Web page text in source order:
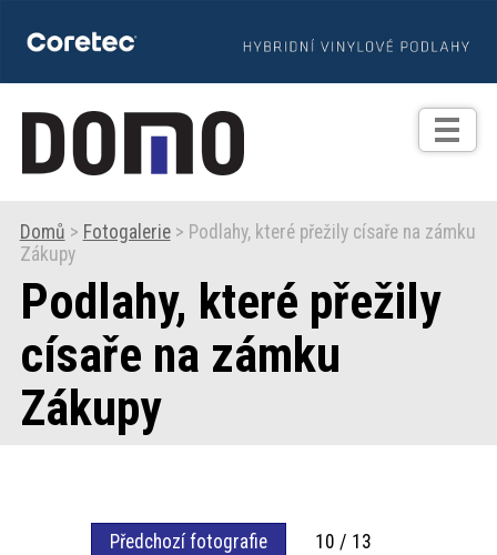
TIPY
Zprávy
Praxe
Fotogalerie
Produkty
Domů > Fotogalerie> Podlahy, které přežily císaře na zámku
Zákupy
Podlahy, které přežily
císaře na zámku
Zákupy
Předchozí fotografie
10 / 13